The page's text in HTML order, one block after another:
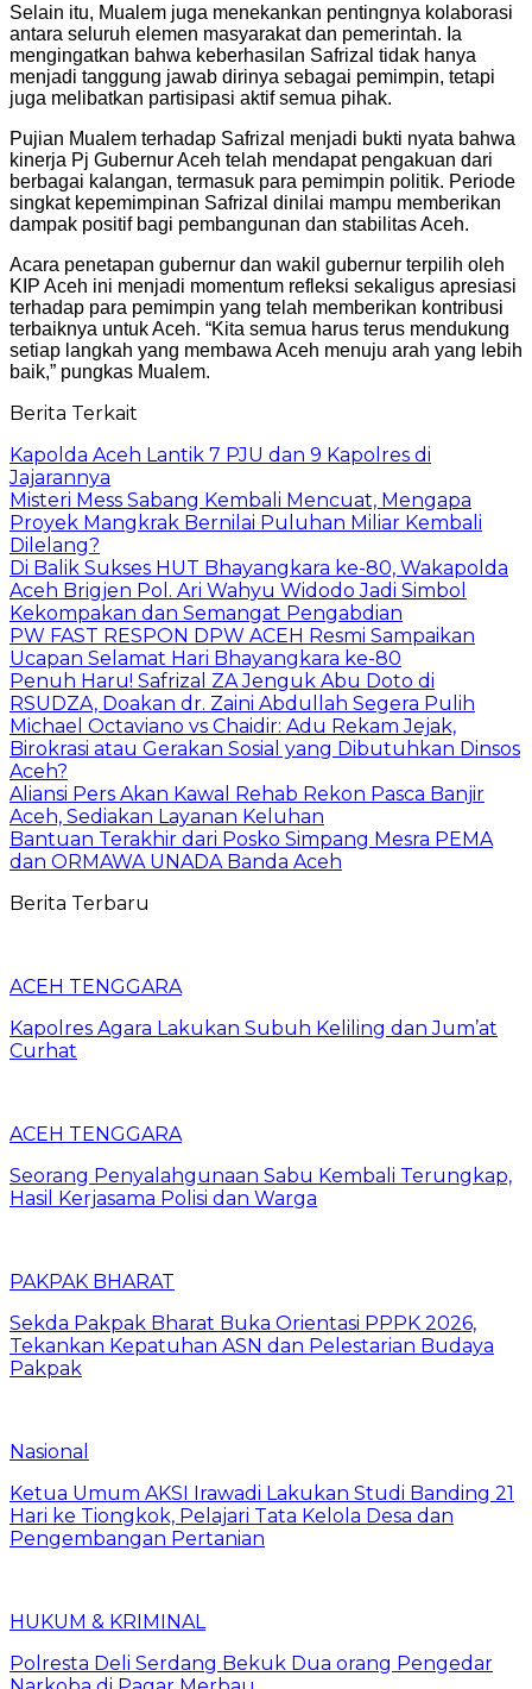
Selain itu, Mualem juga menekankan pentingnya kolaborasi
antara seluruh elemen masyarakat dan pemerintah. Ia
mengingatkan bahwa keberhasilan Safrizal tidak hanya
menjadi tanggung jawab dirinya sebagai pemimpin, tetapi
juga melibatkan partisipasi aktif semua pihak.
Pujian Mualem terhadap Safrizal menjadi bukti nyata bahwa
kinerja Pj Gubernur Aceh telah mendapat pengakuan dari
berbagai kalangan, termasuk para pemimpin politik. Periode
singkat kepemimpinan Safrizal dinilai mampu memberikan
dampak positif bagi pembangunan dan stabilitas Aceh.
Acara penetapan gubernur dan wakil gubernur terpilih oleh
KIP Aceh ini menjadi momentum refleksi sekaligus apresiasi
terhadap para pemimpin yang telah memberikan kontribusi
terbaiknya untuk Aceh. “Kita semua harus terus mendukung
setiap langkah yang membawa Aceh menuju arah yang lebih
baik,” pungkas Mualem.
Berita Terkait
Kapolda Aceh Lantik 7 PJU dan 9 Kapolres di
Jajarannya
Misteri Mess Sabang Kembali Mencuat, Mengapa
Proyek Mangkrak Bernilai Puluhan Miliar Kembali
Dilelang?
Di Balik Sukses HUT Bhayangkara ke-80, Wakapolda
Aceh Brigjen Pol. Ari Wahyu Widodo Jadi Simbol
Kekompakan dan Semangat Pengabdian
PW FAST RESPON DPW ACEH Resmi Sampaikan
Ucapan Selamat Hari Bhayangkara ke-80
Penuh Haru! Safrizal ZA Jenguk Abu Doto di
RSUDZA, Doakan dr. Zaini Abdullah Segera Pulih
Michael Octaviano vs Chaidir: Adu Rekam Jejak,
Birokrasi atau Gerakan Sosial yang Dibutuhkan Dinsos
Aceh?
Aliansi Pers Akan Kawal Rehab Rekon Pasca Banjir
Aceh, Sediakan Layanan Keluhan
Bantuan Terakhir dari Posko Simpang Mesra PEMA
dan ORMAWA UNADA Banda Aceh
Berita Terbaru
ACEH TENGGARA
Kapolres Agara Lakukan Subuh Keliling dan Jum’at
Curhat
ACEH TENGGARA
Seorang Penyalahgunaan Sabu Kembali Terungkap,
Hasil Kerjasama Polisi dan Warga
PAKPAK BHARAT
Sekda Pakpak Bharat Buka Orientasi PPPK 2026,
Tekankan Kepatuhan ASN dan Pelestarian Budaya
Pakpak
Nasional
Ketua Umum AKSI Irawadi Lakukan Studi Banding 21
Hari ke Tiongkok, Pelajari Tata Kelola Desa dan
Pengembangan Pertanian
HUKUM & KRIMINAL
Polresta Deli Serdang Bekuk Dua orang Pengedar